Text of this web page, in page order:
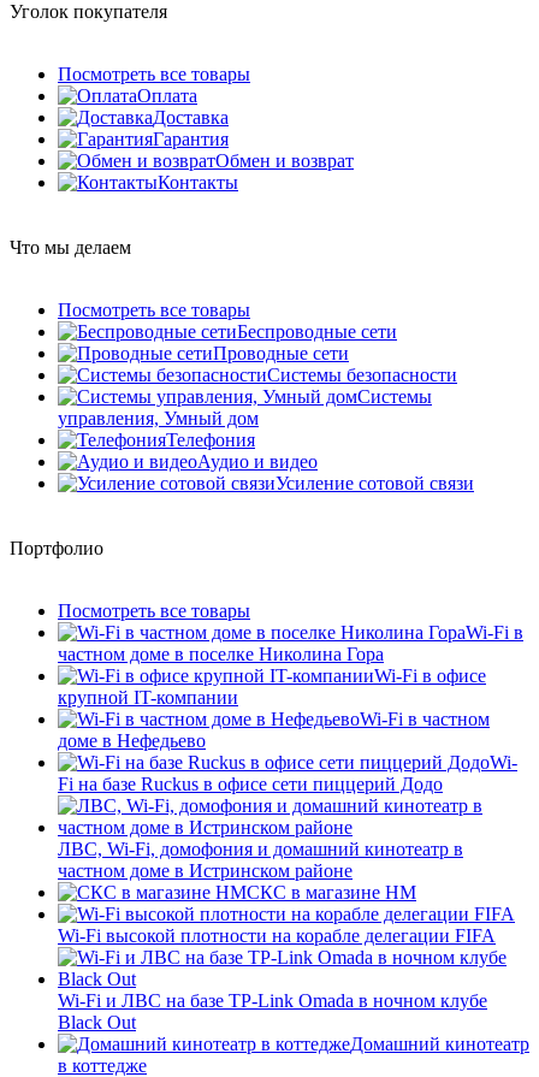
Уголок покупателя
Посмотреть все товары
Оплата
Доставка
Гарантия
Обмен и возврат
Контакты
Что мы делаем
Посмотреть все товары
Беспроводные сети
Проводные сети
Системы безопасности
Системы
управления, Умный дом
Телефония
Аудио и видео
Усиление сотовой связи
Портфолио
Посмотреть все товары
Wi-Fi в
частном доме в поселке Николина Гора
Wi-Fi в офисе
крупной IT-компании
Wi-Fi в частном
доме в Нефедьево
Wi-
Fi на базе Ruckus в офисе сети пиццерий Додо
ЛВС, Wi-Fi, домофония и домашний кинотеатр в
частном доме в Истринском районе
СКС в магазине HM
Wi-Fi высокой плотности на корабле делегации FIFA
Wi-Fi и ЛВС на базе TP-Link Omada в ночном клубе
Black Out
Домашний кинотеатр
в коттедже